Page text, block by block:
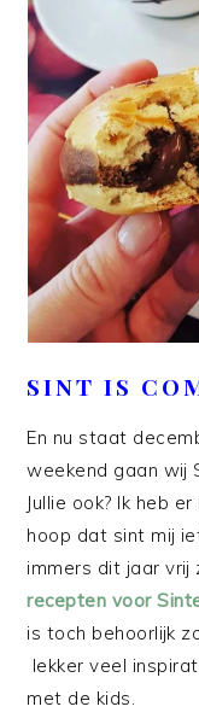
SINT IS
En nu staat
weekend gaan wij
Jullie ook? Ik heb
hoop dat sint mij
immers dit jaar
recepten voor
is toch behoorlijk
lekker veel
met de kids.